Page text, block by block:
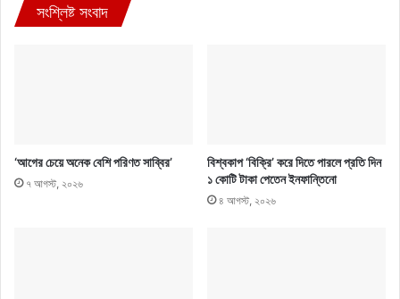
সংশ্লিষ্ট সংবাদ
‘আগের চেয়ে অনেক বেশি পরিণত সাব্বির’
৭ আগস্ট, ২০২৬
বিশ্বকাপ ‘বিক্রি’ করে দিতে পারলে প্রতি দিন
১ কোটি টাকা পেতেন ইনফান্তিনো
৪ আগস্ট, ২০২৬